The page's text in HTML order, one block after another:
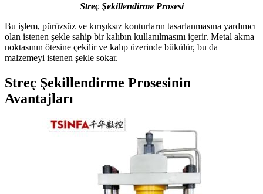
Streç Şekillendirme Prosesi
Bu işlem, pürüzsüz ve kırışıksız konturların tasarlanmasına yardımcı
olan istenen şekle sahip bir kalıbın kullanılmasını içerir. Metal akma
noktasının ötesine çekilir ve kalıp üzerinde bükülür, bu da
malzemeyi istenen şekle sokar.
Streç Şekillendirme Prosesinin
Avantajları